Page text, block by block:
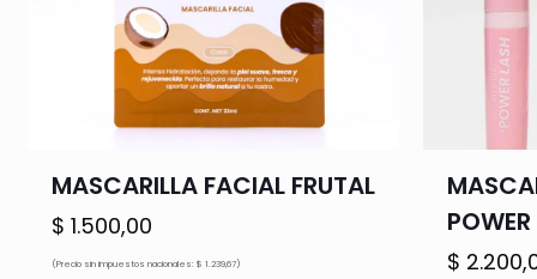
MASCARILLA FACIAL FRUTAL
$ 1.500,00
(Precio sin impuestos nacionales: $ 1.239,67) $